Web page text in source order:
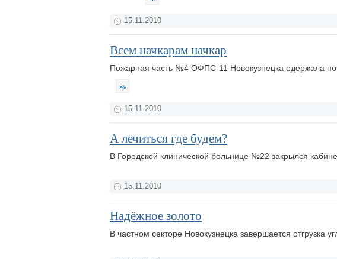
15.11.2010
Всем начкарам начкар
Пожарная часть №4 ОФПС-11 Новокузнецка одержала
15.11.2010
А лечиться где будем?
В Городской клинической больнице №22 закрылся
15.11.2010
Надёжное золото
В частном секторе Новокузнецка завершается отгрузка